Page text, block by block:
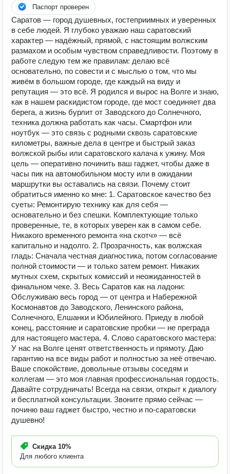
Паспорт проверен
Саратов — город душевных, гостеприимных и уверенных
в себе людей. Я глубоко уважаю наш саратовский
характер — надёжный, прямой, с настоящим волжским
размахом и особым чувством справедливости. Поэтому в
работе следую тем же правилам: делаю всё
основательно, по совести и с мыслью о том, что мы
живём в большом городе, где каждый на виду и
репутация — это всё. Я родился и вырос на Волге и знаю,
как в нашем раскидистом городе, где мост соединяет два
берега, а жизнь бурлит от Заводского до Солнечного,
техника должна работать как часы. Смартфон или
ноутбук — это связь с родными сквозь саратовские
километры, важные дела в центре и быстрый заказ
волжской рыбы или саратовского калача к ужину. Моя
цель — оперативно починить ваш гаджет, чтобы даже в
часы пик на автомобильном мосту или в ожидании
маршрутки вы оставались на связи. Почему стоит
обратиться именно ко мне: 1. Саратовское качество без
суеты: Ремонтирую технику как для себя —
основательно и без спешки. Комплектующие только
проверенные, те, в которых уверен как в самом себе.
Никакого временного ремонта «на скотч» — всё
капитально и надолго. 2. Прозрачность, как волжская
гладь: Сначала честная диагностика, потом согласование
полной стоимости — и только затем ремонт. Никаких
мутных схем, скрытых комиссий и неожиданностей в
финальном чеке. 3. Весь Саратов как на ладони:
Обслуживаю весь город — от центра и Набережной
Космонавтов до Заводского, Ленинского района,
Солнечного, Елшанки и Юбилейного. Приеду в любой
конец, расстояние и саратовские пробки — не преграда
для настоящего мастера. 4. Слово саратовского мастера:
У нас на Волге ценят ответственность и прямоту. Даю
гарантию на все виды работ и полностью за неё отвечаю.
Ваше спокойствие, довольные отзывы соседям и
коллегам — это моя главная профессиональная гордость.
Давайте сотрудничать! Всегда на связи, открыт к диалогу
и бесплатной консультации. Звоните прямо сейчас —
починю ваш гаджет быстро, честно и по-саратовски
душевно!
Скидка 10%
Для любого клиента